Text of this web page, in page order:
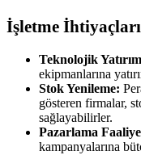
İşletme İhtiyaçları
Teknolojik
ekipmanlarına
Stok Yenileme:
gösteren firmalar,
sağlayabilirler.
Pazarlama
kampanyalarına